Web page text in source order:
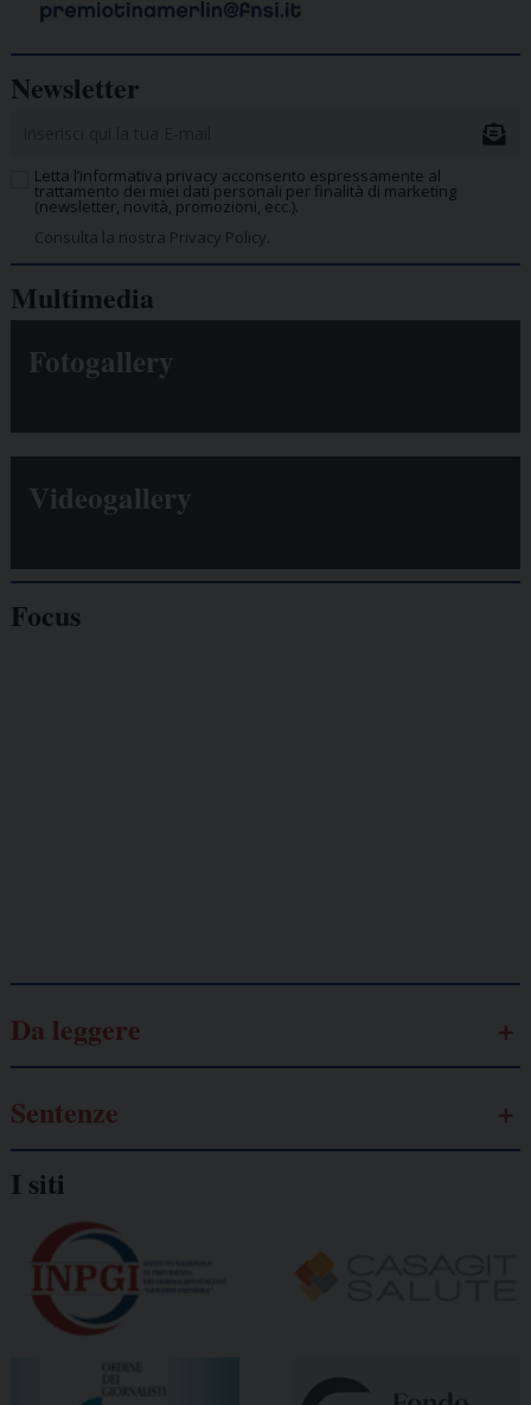
Newsletter
Letta l’informativa privacy acconsento espressamente al
trattamento dei miei dati personali per finalità di marketing
(newsletter, novità, promozioni, ecc.).
Consulta la nostra Privacy Policy.
Multimedia
Fotogallery
Videogallery
Focus
Da leggere
Sentenze
I siti